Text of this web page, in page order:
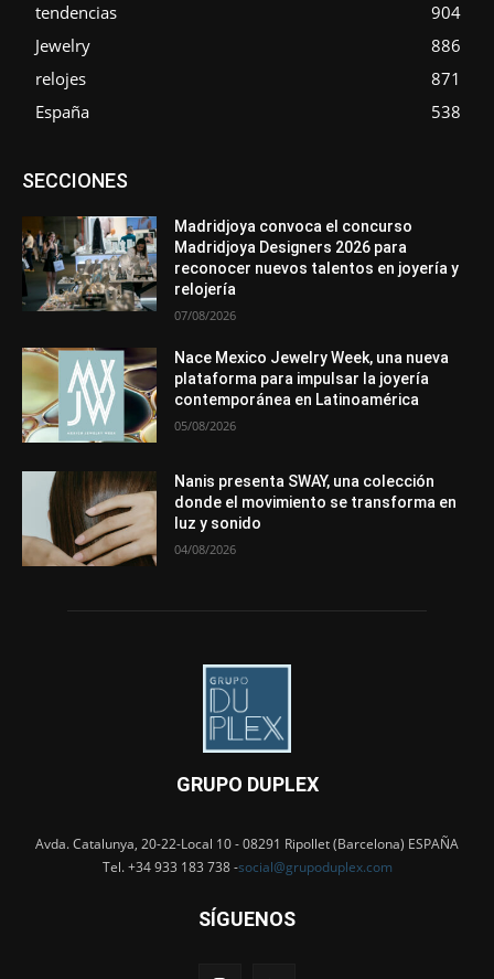
tendencias
904
Jewelry
886
relojes
871
España
538
SECCIONESAsociaciones
Entrevistas
Mundo Técnico
Novedades Opiniones
Perspectiva
Premios
Secciones Sin categoría
Más
Madridjoya convoca el concurso
Madridjoya Designers 2026 para
reconocer nuevos talentos en joyería y
relojería
07/08/2026
Nace Mexico Jewelry Week, una nueva
plataforma para impulsar la joyería
contemporánea en Latinoamérica
05/08/2026
Nanis presenta SWAY, una colección
donde el movimiento se transforma en
luz y sonido
04/08/2026
GRUPO DUPLEX
Avda. Catalunya, 20-22-Local 10 - 08291 Ripollet (Barcelona) ESPAÑA
Tel. +34 933 183 738 -social@grupoduplex.com
SÍGUENOS